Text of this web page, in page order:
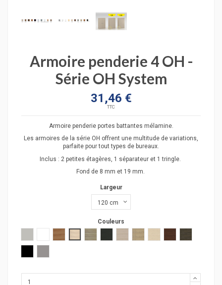
Armoire penderie 4 OH -
Série OH System
31,46 €
TTC
Armoire penderie portes battantes mélamine.
Les armoires de la série OH offrent une multitude de variations,
parfaite pour tout types de bureaux.
Inclus : 2 petites étagères, 1 séparateur et 1 tringle.
Fond de 8 mm et 19 mm.
Largeur
Couleurs
poirieracacia clairacacia fonçé